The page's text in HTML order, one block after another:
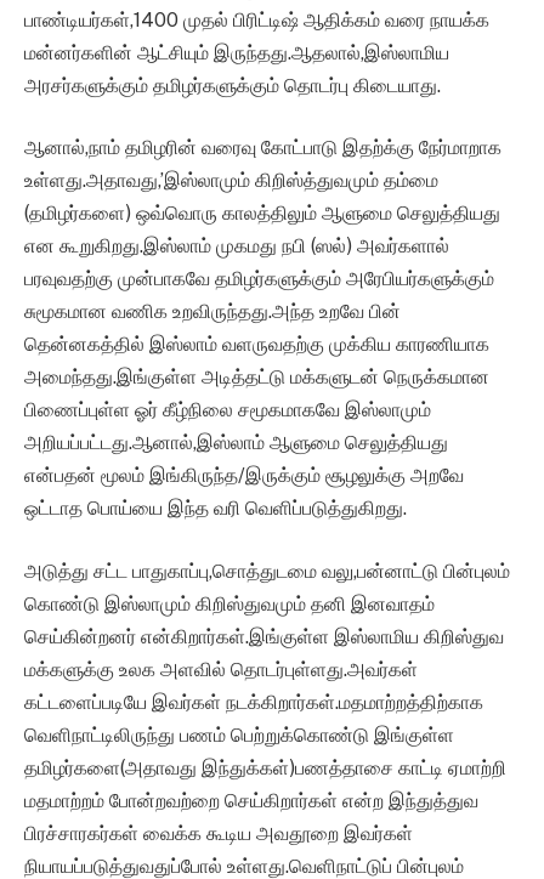
பாண்டியர்கள்,1400 முதல் பிரிட்டிஷ் ஆதிக்கம் வரை நாயக்க
மன்னர்களின் ஆட்சியும் இருந்தது.ஆதலால்,இஸ்லாமிய
அரசர்களுக்கும் தமிழர்களுக்கும் தொடர்பு கிடையாது.
ஆனால்,நாம் தமிழரின் வரைவு கோட்பாடு இதற்க்கு நேர்மாறாக
உள்ளது.அதாவது,’இஸ்லாமும் கிறிஸ்த்துவமும் தம்மை
(தமிழர்களை) ஒவ்வொரு காலத்திலும் ஆளுமை செலுத்தியது
என கூறுகிறது.இஸ்லாம் முகமது நபி (ஸல்) அவர்களால்
பரவுவதற்கு முன்பாகவே தமிழர்களுக்கும் அரேபியர்களுக்கும்
சுமூகமான வணிக உறவிருந்தது.அந்த உறவே பின்
தென்னகத்தில் இஸ்லாம் வளருவதற்கு முக்கிய காரணியாக
அமைந்தது.இங்குள்ள அடித்தட்டு மக்களுடன் நெருக்கமான
பிணைப்புள்ள ஓர் கீழ்நிலை சமூகமாகவே இஸ்லாமும்
அறியப்பட்டது.ஆனால்,இஸ்லாம் ஆளுமை செலுத்தியது
என்பதன் மூலம் இங்கிருந்த/இருக்கும் சூழலுக்கு அறவே
ஒட்டாத பொய்யை இந்த வரி வெளிப்படுத்துகிறது.
அடுத்து சட்ட பாதுகாப்பு,சொத்துடமை வலு,பன்னாட்டு பின்புலம்
கொண்டு இஸ்லாமும் கிறிஸ்துவமும் தனி இனவாதம்
செய்கின்றனர் என்கிறார்கள்.இங்குள்ள இஸ்லாமிய கிறிஸ்துவ
மக்களுக்கு உலக அளவில் தொடர்புள்ளது.அவர்கள்
கட்டளைப்படியே இவர்கள் நடக்கிறார்கள்.மதமாற்றத்திற்காக
வெளிநாட்டிலிருந்து பணம் பெற்றுக்கொண்டு இங்குள்ள
தமிழர்களை(அதாவது இந்துக்கள்)பணத்தாசை காட்டி ஏமாற்றி
மதமாற்றம் போன்றவற்றை செய்கிறார்கள் என்ற இந்துத்துவ
பிரச்சாரகர்கள் வைக்க கூடிய அவதூறை இவர்கள்
நியாயப்படுத்துவதுப்போல் உள்ளது.வெளிநாட்டுப் பின்புலம்